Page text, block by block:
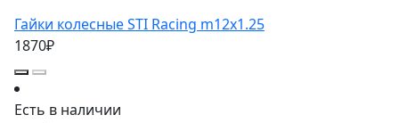
Гайки колесные STI Racing m12x1.25
1870₽
Есть в наличии